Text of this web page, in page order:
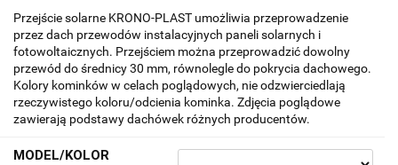
Przejście solarne KRONO-PLAST umożliwia przeprowadzenie
przez dach przewodów instalacyjnych paneli solarnych i
fotowoltaicznych. Przejściem można przeprowadzić dowolny
przewód do średnicy 30 mm, równolegle do pokrycia dachowego.
Kolory kominków w celach poglądowych, nie odzwierciedlają
rzeczywistego koloru/odcienia kominka. Zdjęcia poglądowe
zawierają podstawy dachówek różnych producentów.
MODEL/KOLOR